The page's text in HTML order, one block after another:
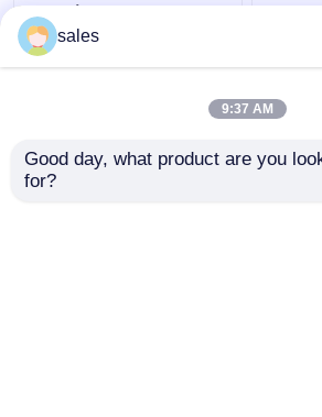
Διπλή κάννουλα
τραχειών σωλήνων
Cuffed Tracheostomy
ODM
sales
9:37 AM
Good day, what product are you
for?